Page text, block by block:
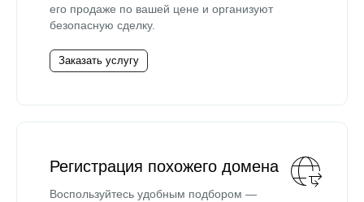
его продаже по вашей цене и организуют
безопасную сделку.
Заказать услугу
Регистрация похожего домена
Воспользуйтесь удобным подбором —